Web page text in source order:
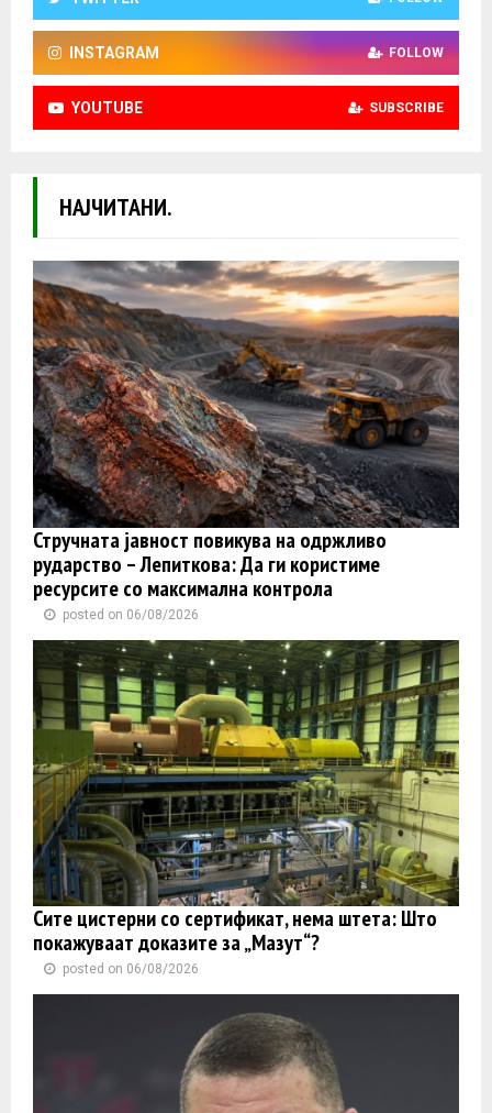
INSTAGRAM FOLLOW
YOUTUBE SUBSCRIBE
НАЈЧИТАНИ.
Стручната јавност повикува на одржливо
рударство – Лепиткова: Да ги користиме
ресурсите со максимална контрола
posted on 06/08/2026
Сите цистерни со сертификат, нема штета: Што
покажуваат доказите за „Мазут“?
posted on 06/08/2026